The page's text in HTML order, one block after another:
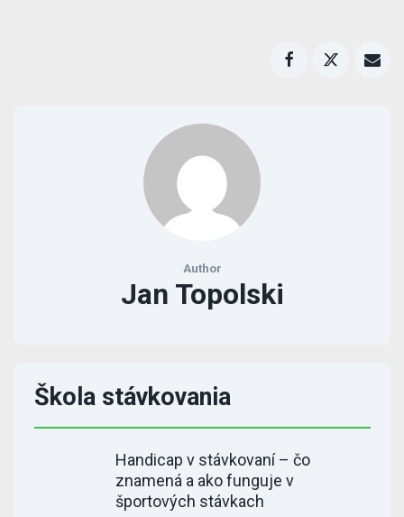
Author
Jan Topolski
Škola stávkovania
Handicap v stávkovaní – čo
znamená a ako funguje v
športových stávkach